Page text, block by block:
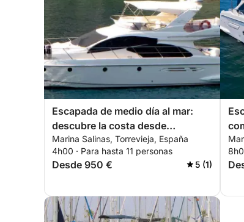
Escapada de medio día al mar:
descubre la costa desde
Torrevieja
Marina Salinas, Torrevieja, España
4h00 · Para hasta 11 personas
Desde 950 € 5 (1)